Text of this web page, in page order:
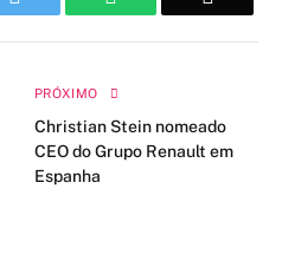
PRÓXIMO
Christian Stein nomeado
CEO do Grupo Renault em
Espanha